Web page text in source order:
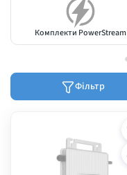
Комплекти PowerStream
Фільтр